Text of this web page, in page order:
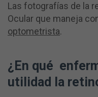
Las fotografías de la
Ocular que maneja
optometrista.
¿En qué
utilidad la